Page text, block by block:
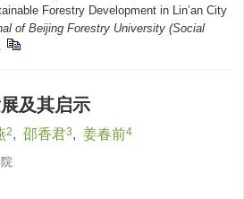
Forestry Development in Lin’an City
of Beijing Forestry University (Social
及其启示
2, 邵香君3, 姜春前4